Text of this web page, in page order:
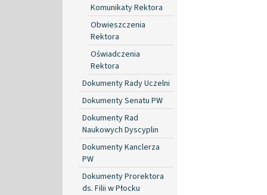
Komunikaty Rektora
Obwieszczenia
Rektora
Oświadczenia
Rektora
Dokumenty Rady Uczelni
Dokumenty Senatu PW
Dokumenty Rad
Naukowych Dyscyplin
Dokumenty Kanclerza
PW
Dokumenty Prorektora
ds. Filii w Płocku